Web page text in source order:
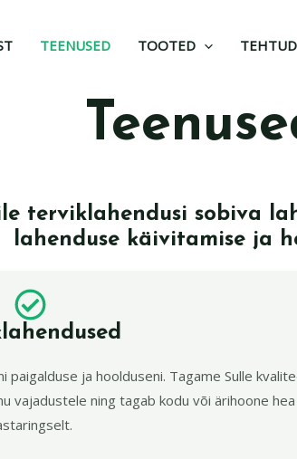
TEENUSED TOOTED
terviklahendusi sobiva
lahenduse käivitamise ja
ja hoolduseni. Tagame Sulle
vajadustele ning tagab kodu või ärihoone hea